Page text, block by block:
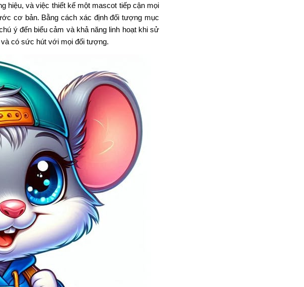
hiệu, và việc thiết kế một mascot tiếp cận mọi
cơ bản. Bằng cách xác định đối tượng mục
ý đến biểu cảm và khả năng linh hoạt khi sử
có sức hút với mọi đối tượng.